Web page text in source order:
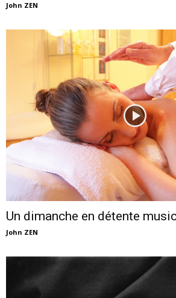
John ZEN
Un dimanche en détente
John ZEN